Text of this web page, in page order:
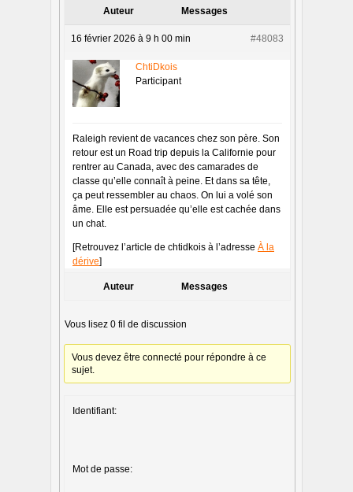
Auteur Messages
16 février 2026 à 9 h 00 min #48083
ChtiDkois
Participant
Raleigh revient de vacances chez son père. Son
retour est un Road trip depuis la Californie pour
rentrer au Canada, avec des camarades de
classe qu’elle connaît à peine. Et dans sa tête,
ça peut ressembler au chaos. On lui a volé son
âme. Elle est persuadée qu’elle est cachée dans
un chat.
[Retrouvez l’article de chtidkois à l’adresse À la
dérive]
Auteur Messages
Vous lisez 0 fil de discussion
Vous devez être connecté pour répondre à ce
sujet.
Identifiant:
Mot de passe: